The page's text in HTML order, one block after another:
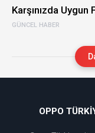
GÜNCEL HABER
Karşınızda Uygun
OPPO